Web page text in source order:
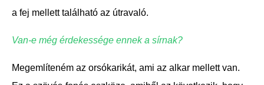
a fej mellett található az útravaló.
Van-e még érdekessége ennek a sírnak?
Megemlíteném az orsókarikát, ami az alkar mellett van.